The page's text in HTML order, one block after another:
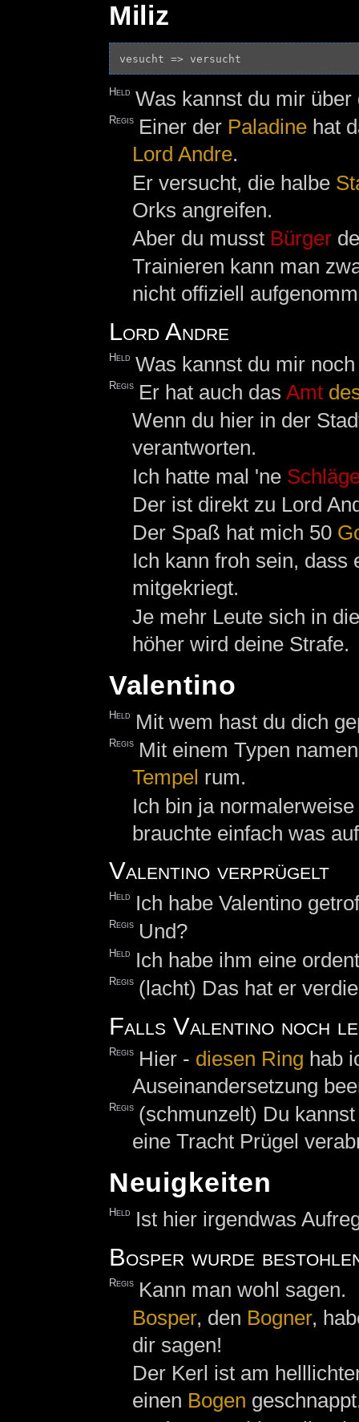
Miliz
Held Was kannst du mir
Regis Einer der Paladine hat
Lord Andre.
Er versucht, die halbe
Orks angreifen.
Aber du musst Bürger
Trainieren kann man
nicht offiziell
Lord Andre
Held Was kannst du mir
Regis Er hat auch dasAmt
Wenn du hier in der
verantworten.
Ich hatte mal 'ne
Der ist direkt zu Lord
Der Spaß hat mich 50
Ich kann froh sein, dass
mitgekriegt.
Je mehr Leute sich in
höher wird deine Strafe.
Valentino
Held Mit wem hast du dich
Regis Mit einem Typen
Tempel rum.
Ich bin ja
brauchte einfach was
Valentino verprügelt
Held Ich habe Valentino
Regis Und?
Held Ich habe ihm eine
Regis (lacht) Das hat er
Falls Valentino noch
Regis Hier - diesen Ring hab
Auseinandersetzung
Regis (schmunzelt) Du
eine Tracht Prügel
Neuigkeiten
Held Ist hier irgendwas
Bosper wurde
Regis Kann man wohl sagen.
Bosper, den Bogner,
dir sagen!
Der Kerl ist am
einen Bogen